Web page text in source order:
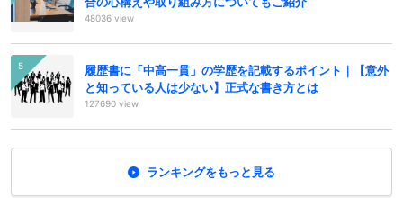
48036 view
履歴書に「中高一貫」の学歴を記載するポイント｜【意外
と知っている人は少ない】正式な書き方とは
127690 view
ランキングをもっと見る